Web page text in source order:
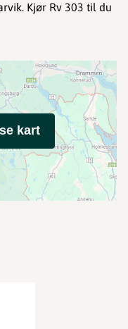
Kjør Rv 303 til du
kart